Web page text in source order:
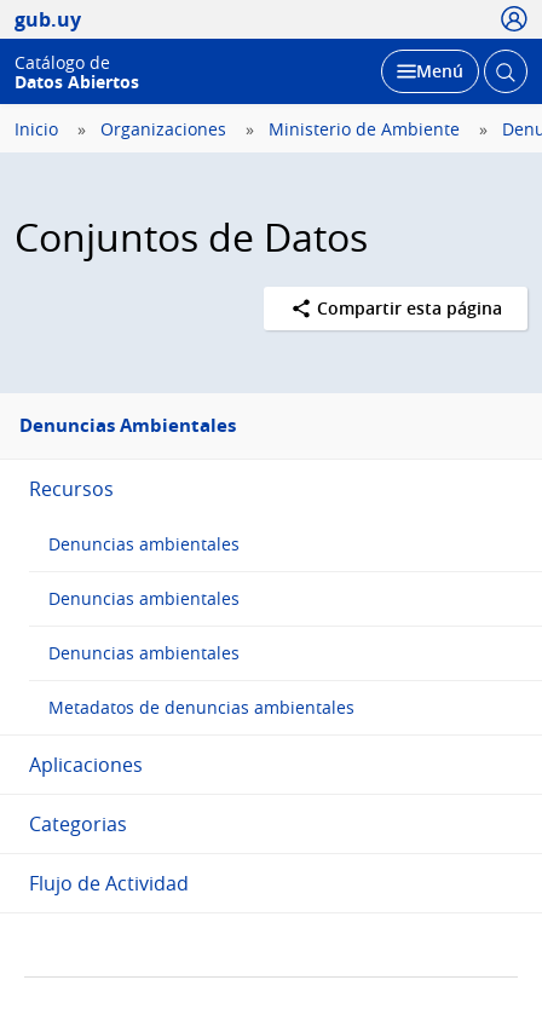
gub.uy
Catálogo de
Datos Abiertos
Desplegar
Menú Abrir
Inicio Organizaciones Ministerio de Ambiente
Conjuntos de Datos
Compartir esta página
Menú
lateral
Denuncias Ambientales
Recursos
Denuncias ambientales
Denuncias ambientales
Denuncias ambientales
Metadatos de denuncias ambientales
Aplicaciones
Categorias
Flujo de Actividad